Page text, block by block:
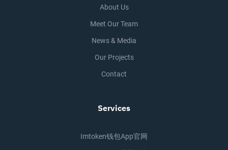
About Us
Meet Our Team
News & Media
Our Projects
Contact
Services
Imtoken钱包app官网